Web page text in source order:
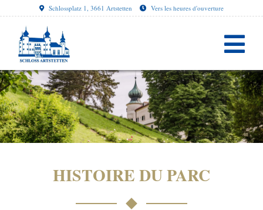
Schlossplatz 1, 3661 Artstetten Vers les heures d'ouverture
HISTOIRE DU PARC